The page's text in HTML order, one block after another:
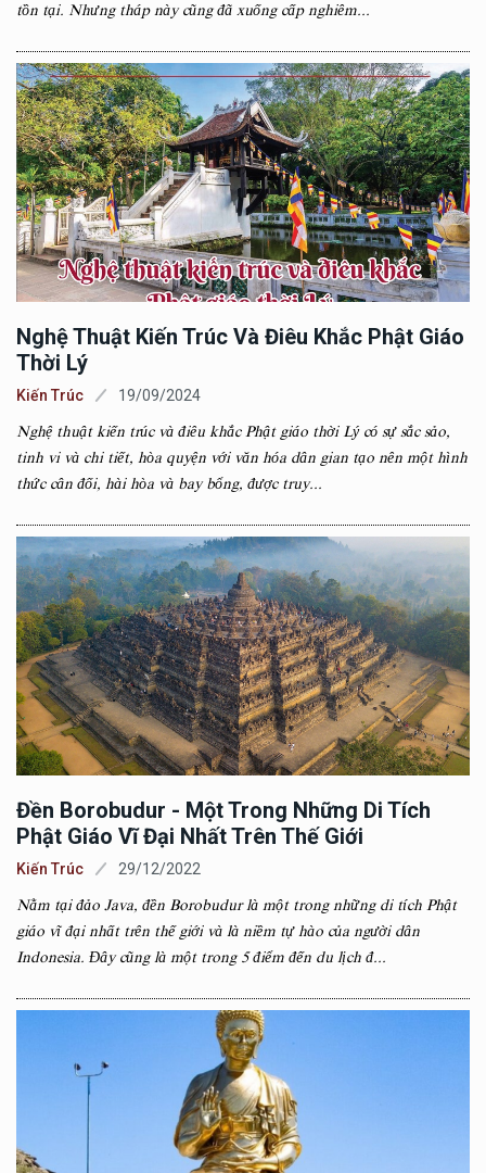
tồn tại. Nhưng tháp này cũng đã xuống cấp nghiêm...
Nghệ Thuật Kiến Trúc Và Điêu Khắc Phật Giáo
Thời Lý
Kiến Trúc 19/09/2024
Nghệ thuật kiến trúc và điêu khắc Phật giáo thời Lý có sự sắc sảo,
tinh vi và chi tiết, hòa quyện với văn hóa dân gian tạo nên một hình
thức cân đối, hài hòa và bay bổng, được truy...
Đền Borobudur - Một Trong Những Di Tích
Phật Giáo Vĩ Đại Nhất Trên Thế Giới
Kiến Trúc 29/12/2022
Nằm tại đảo Java, đền Borobudur là một trong những di tích Phật
giáo vĩ đại nhất trên thế giới và là niềm tự hào của người dân
Indonesia. Đây cũng là một trong 5 điểm đến du lịch đ...